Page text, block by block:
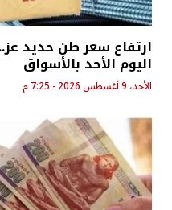
ارتفاع سعر طن حديد
اليوم الأحد بالأسواق
الأحد، 9 أغسطس 2026 - 7:25 م